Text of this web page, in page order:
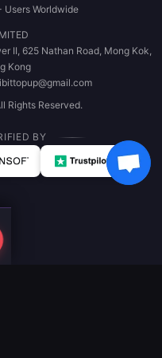
Worldwide
II, 625 Nathan Road, Mong Kok,
Kong
Rights Reserved.
BY